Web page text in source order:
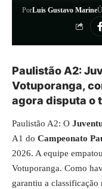
PorLuis Gustavo Marine
Paulistão A2:
Votuporanga,
agora disputa o
Paulistão A2: O
A1 do Campeonato
2026. A equipe
Votuporanga. Como
garantiu a classificação